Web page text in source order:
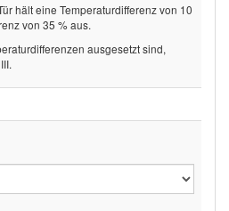
hält eine Temperaturdifferenz von 10
von 35 % aus.
ausgesetzt sind,